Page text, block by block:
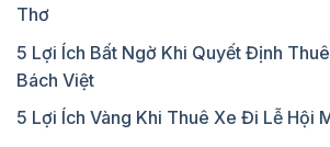
Thơ
5 Lợi Ích Bất Ngờ Khi Quyết Định
Bách Việt
5 Lợi Ích Vàng Khi Thuê Xe Đi Lễ Hội